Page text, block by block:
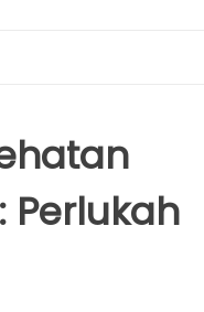
Perlukah